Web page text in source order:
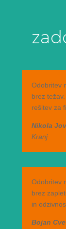
Odobritev
brez
rešitev za
Nikola
Kranj
Odobritev
brez
in
Bojan